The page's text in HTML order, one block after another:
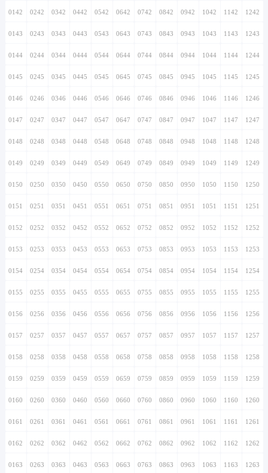
0142 0242 0342 0442 0542 0642 0742 0842 0942 1042 1142 1242
0143 0243 0343 0443 0543 0643 0743 0843 0943 1043 1143 1243
0144 0244 0344 0444 0544 0644 0744 0844 0944 1044 1144 1244
0145 0245 0345 0445 0545 0645 0745 0845 0945 1045 1145 1245
0146 0246 0346 0446 0546 0646 0746 0846 0946 1046 1146 1246
0147 0247 0347 0447 0547 0647 0747 0847 0947 1047 1147 1247
0148 0248 0348 0448 0548 0648 0748 0848 0948 1048 1148 1248
0149 0249 0349 0449 0549 0649 0749 0849 0949 1049 1149 1249
0150 0250 0350 0450 0550 0650 0750 0850 0950 1050 1150 1250
0151 0251 0351 0451 0551 0651 0751 0851 0951 1051 1151 1251
0152 0252 0352 0452 0552 0652 0752 0852 0952 1052 1152 1252
0153 0253 0353 0453 0553 0653 0753 0853 0953 1053 1153 1253
0154 0254 0354 0454 0554 0654 0754 0854 0954 1054 1154 1254
0155 0255 0355 0455 0555 0655 0755 0855 0955 1055 1155 1255
0156 0256 0356 0456 0556 0656 0756 0856 0956 1056 1156 1256
0157 0257 0357 0457 0557 0657 0757 0857 0957 1057 1157 1257
0158 0258 0358 0458 0558 0658 0758 0858 0958 1058 1158 1258
0159 0259 0359 0459 0559 0659 0759 0859 0959 1059 1159 1259
0160 0260 0360 0460 0560 0660 0760 0860 0960 1060 1160 1260
0161 0261 0361 0461 0561 0661 0761 0861 0961 1061 1161 1261
0162 0262 0362 0462 0562 0662 0762 0862 0962 1062 1162 1262
0163 0263 0363 0463 0563 0663 0763 0863 0963 1063 1163 1263